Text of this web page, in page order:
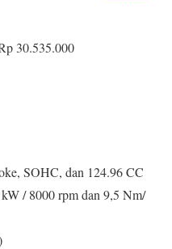
30.535.000
SOHC, dan 124.96 CC
/ 8000 rpm dan 9,5 Nm/